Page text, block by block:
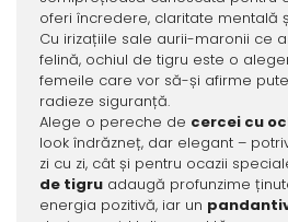
oferi încredere, claritate mentală
Cu irizațiile sale aurii-maronii ce
felină, ochiul de tigru este o
femeile care vor să-și afirme
radieze siguranță.
Alege o pereche de cercei cu
look îndrăzneț, dar elegant –
zi cu zi, cât și pentru ocazii
de tigruadaugă profunzime
energia pozitivă, iar un